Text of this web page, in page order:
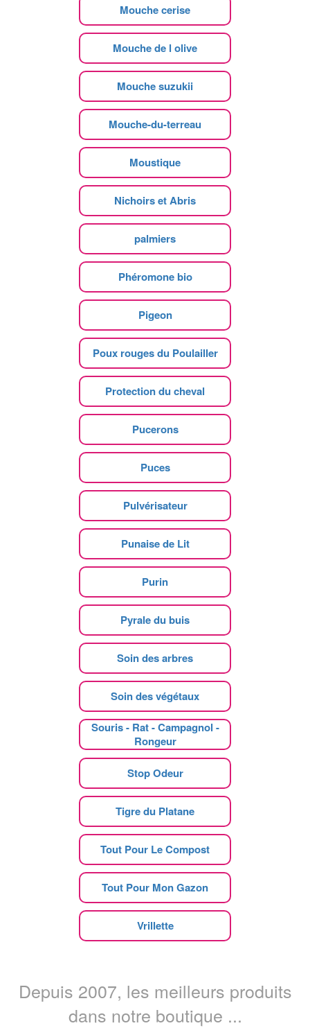
Mouche cerise
Mouche de l olive
Mouche suzukii
Mouche-du-terreau
Moustique
Nichoirs et Abris
palmiers
Phéromone bio
Pigeon
Poux rouges du Poulailler
Protection du cheval
Pucerons
Puces
Pulvérisateur
Punaise de Lit
Purin
Pyrale du buis
Soin des arbres
Soin des végétaux
Souris - Rat - Campagnol -
Rongeur
Stop Odeur
Tigre du Platane
Tout Pour Le Compost
Tout Pour Mon Gazon
Vrillette
Depuis 2007, les meilleurs produits
dans notre boutique ...